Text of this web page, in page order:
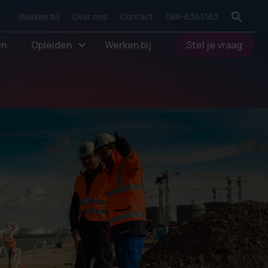
Werken bij Over ons Contact 088-6363163
Opleiden Werken bij Stel je vraag